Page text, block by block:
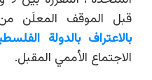
قبل الموقف المعلَن
بالاعتراف بالدولة
الاجتماع الأممي المقبل.